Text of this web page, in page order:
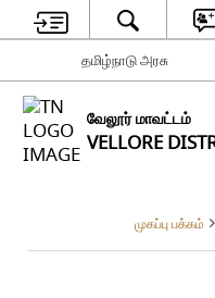
தமிழ்நாடு அரசு
வேலூர் மாவட்டம்
VELLORE
முகப்பு பக்கம்